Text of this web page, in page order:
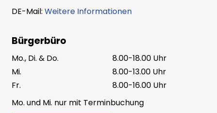
DE-Mail: Weitere Informationen
Bürgerbüro
Mo., Di. & Do.
8.00-18.00 Uhr
Mi.
8.00-13.00 Uhr
Fr.
8.00-16.00 Uhr
Mo. und Mi. nur mit Terminbuchung